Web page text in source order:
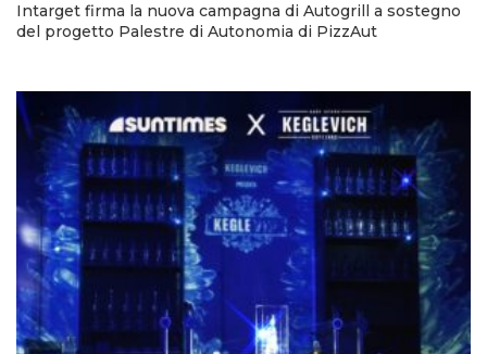
Intarget firma la nuova campagna di Autogrill a sostegno
del progetto Palestre di Autonomia di PizzAut